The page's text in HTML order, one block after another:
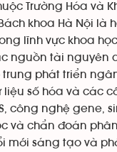
Trường Hóa và
khoa Hà Nội là
lĩnh vực khoa
nguồn tài nguyên
trung phát triển
liệu số hóa và các
công nghệ gene,
và chẩn đoán
mới sáng tạo và